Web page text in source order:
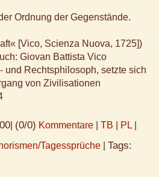
Ordnung der Gegenstände.
[Vico, Scienza Nuova, 1725])
Giovan Battista Vico
und Rechtsphilosoph, setzte sich
von Zivilisationen
(0/0) Kommentare TB PL
Tagessprüche Tags: